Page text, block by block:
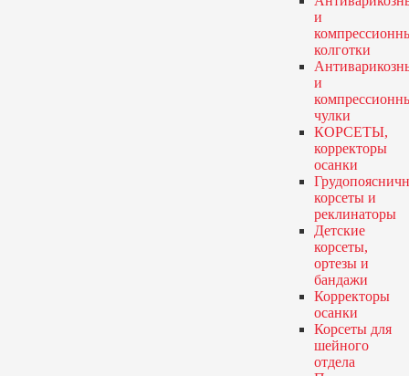
и
колготки
и
чулки
КОРСЕТЫ,
корректоры
осанки
корсеты и
реклинаторы
Детские
корсеты,
ортезы и
бандажи
Корректоры
осанки
Корсеты для
шейного
отдела